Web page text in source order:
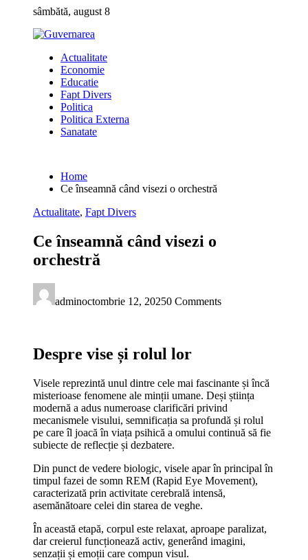
content
sâmbătă, august 8
Actualitate
Economie
Educatie
Fapt Divers
Politica
Politica Externa
Sanatate
Home
Ce înseamnă când visezi o orchestră
Actualitate, Fapt Divers
Ce înseamnă când visezi o
orchestră
adminoctombrie 12, 20250 Comments
Despre vise și rolul lor
Visele reprezintă unul dintre cele mai fascinante și încă
misterioase fenomene ale minții umane. Deși știința
modernă a adus numeroase clarificări privind
mecanismele visului, semnificația sa profundă și rolul
pe care îl joacă în viața psihică a omului continuă să fie
subiecte de reflecție și dezbatere.
Din punct de vedere biologic, visele apar în principal în
timpul fazei de somn REM (Rapid Eye Movement),
caracterizată prin activitate cerebrală intensă,
asemănătoare celei din starea de veghe.
În această etapă, corpul este relaxat, aproape paralizat,
dar creierul funcționează activ, generând imagini,
senzații și emoții care compun visul.